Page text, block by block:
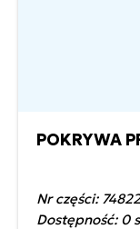
POKRYWA
Nr części:
Dostępność: 0